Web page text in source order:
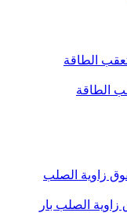
الطاقة
الصلب بار